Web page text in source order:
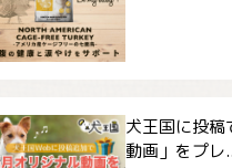
犬王国に投
動画」をプレ